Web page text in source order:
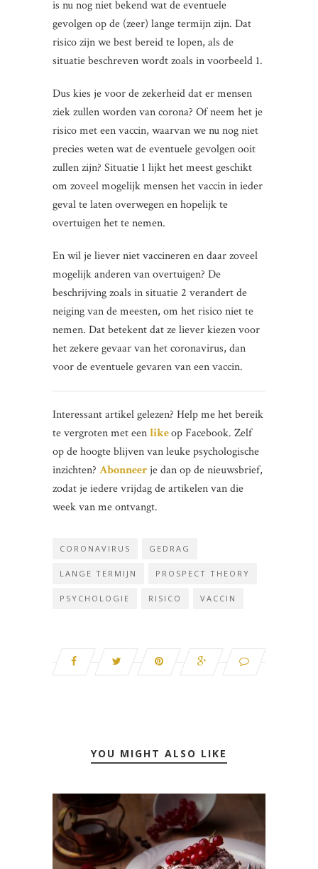
is nu nog niet bekend wat de eventuele
gevolgen op de (zeer) lange termijn zijn. Dat
risico zijn we best bereid te lopen, als de
situatie beschreven wordt zoals in voorbeeld 1.
Dus kies je voor de zekerheid dat er mensen
ziek zullen worden van corona? Of neem het je
risico met een vaccin, waarvan we nu nog niet
precies weten wat de eventuele gevolgen ooit
zullen zijn? Situatie 1 lijkt het meest geschikt
om zoveel mogelijk mensen het vaccin in ieder
geval te laten overwegen en hopelijk te
overtuigen het te nemen.
En wil je liever niet vaccineren en daar zoveel
mogelijk anderen van overtuigen? De
beschrijving zoals in situatie 2 verandert de
neiging van de meesten, om het risico niet te
nemen. Dat betekent dat ze liever kiezen voor
het zekere gevaar van het coronavirus, dan
voor de eventuele gevaren van een vaccin.
Interessant artikel gelezen? Help me het bereik
te vergroten met eenlikeop Facebook. Zelf
op de hoogte blijven van leuke psychologische
inzichten? Abonneerje dan op de nieuwsbrief,
zodat je iedere vrijdag de artikelen van die
week van me ontvangt.
CORONAVIRUS GEDRAG
LANGE TERMIJN PROSPECT THEORY
PSYCHOLOGIE RISICO VACCIN
YOU MIGHT ALSO LIKE